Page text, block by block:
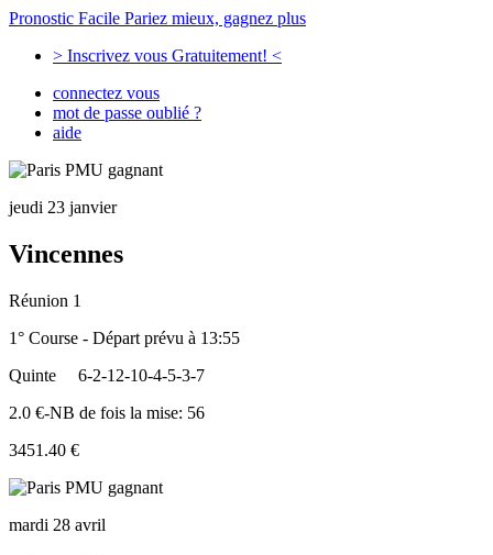
Pronostic Facile Pariez mieux, gagnez plus
> Inscrivez vous Gratuitement! <
connectez vous
mot de passe oublié ?
aide
jeudi 23 janvier
Vincennes
Réunion 1
1° Course - Départ prévu à 13:55
Quinte
6-2-12-10-4-5-3-7
2.0 €-NB de fois la mise: 56
3451.40 €
mardi 28 avril